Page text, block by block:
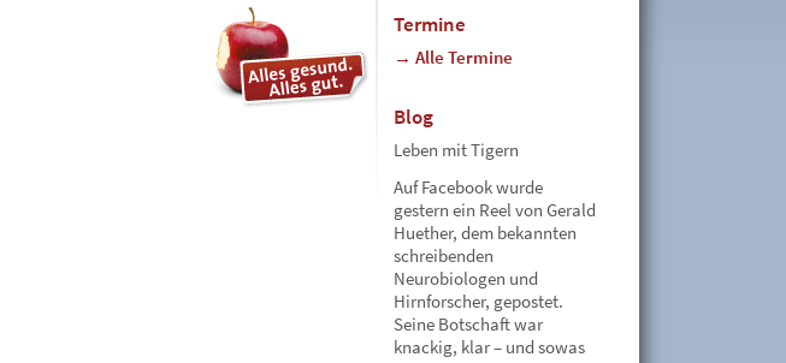
Termine
→ Alle Termine
Blog
Leben mit Tigern
Auf Facebook wurde
gestern ein Reel von Gerald
Huether, dem bekannten
schreibenden
Neurobiologen und
Hirnforscher, gepostet.
Seine Botschaft war
knackig, klar – und sowas